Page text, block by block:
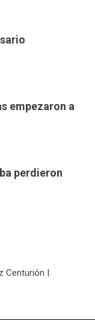
empezaron a
perdieron
Centurión |